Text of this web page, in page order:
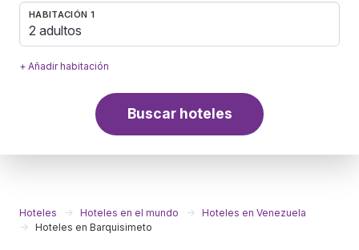
HABITACIÓN 1
2 adultos
+ Añadir habitación
Buscar hoteles
Hoteles Hoteles en el mundo
Hoteles en Venezuela
Hoteles en Barquisimeto